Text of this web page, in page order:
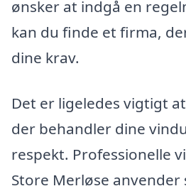
ønsker at indgå en
kan du finde et firma,
dine krav.
Det er ligeledes vigtigt
der behandler dine
respekt. Professionelle
Store Merløse anvender